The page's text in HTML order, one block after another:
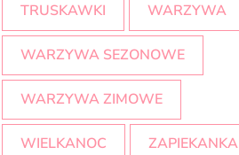
TRUSKAWKI WARZYWA
WARZYWA SEZONOWE
WARZYWA ZIMOWE
WIELKANOC ZAPIEKANKA